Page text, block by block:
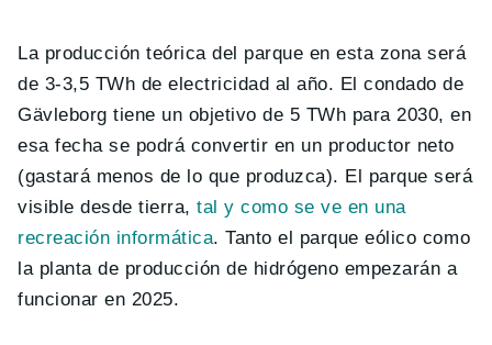
La producción teórica del parque en esta zona será
de 3-3,5 TWh de electricidad al año. El condado de
Gävleborg tiene un objetivo de 5 TWh para 2030, en
esa fecha se podrá convertir en un productor neto
(gastará menos de lo que produzca). El parque será
visible desde tierra,tal y como se ve en una
recreación informática. Tanto el parque eólico como
la planta de producción de hidrógeno empezarán a
funcionar en 2025.